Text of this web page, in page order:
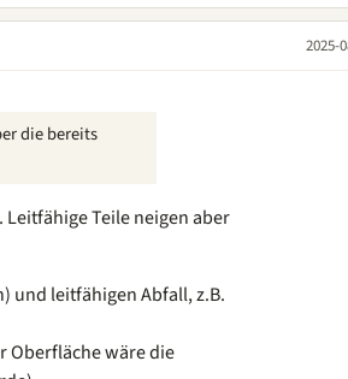
2025-
die bereits
Teile neigen aber
und leitfähigen Abfall, z.B.
Oberfläche wäre die